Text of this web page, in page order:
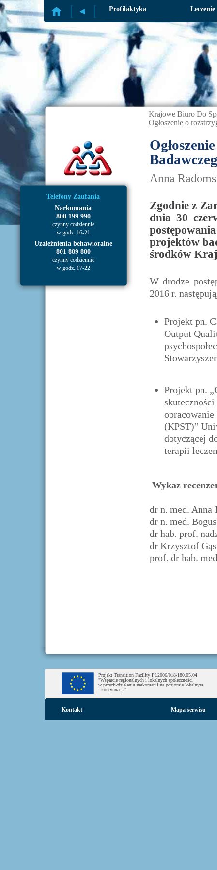
Profilaktyka Leczenie
Telefony Zaufania
Narkomania
800 199 990
czynny codziennie
w godz. 16-21
Uzależnienia behawioralne
801 889 880
czynny codziennie
w godz. 17-22
Krajowe Biuro Do
Ogłoszenie o
Anna
Zgodnie z
dnia 30
projektów
środków
W drodze
2016 r.
Projekt pn.
Output
Projekt pn.
(KPST)”
dotyczącej
terapii
Wykaz
dr n. med.
dr n. med.
dr hab. prof.
dr Krzysztof
prof. dr hab.
Projekt Transition Facility PL2006/018-180.05.04
"Wsparcie regionalnych i lokalnych społeczności
w przeciwdziałaniu narkomanii na poziomie lokalnym
- kontynuacja"
Kontakt Mapa serwisu